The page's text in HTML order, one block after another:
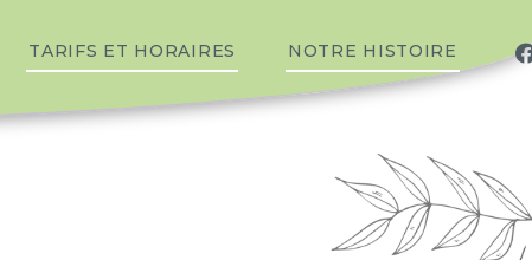
TARIFS ET HORAIRES NOTRE HISTOIRE